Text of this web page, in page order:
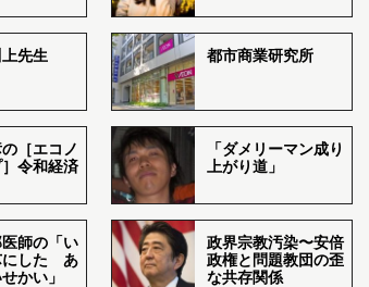
先生 都市商業研究所
［エコノ
令和経済
「ダメリーマン成り
上がり道」
師の「い
にした あ
かい」
政界宗教汚染〜安倍
政権と問題教団の歪
な共存関係